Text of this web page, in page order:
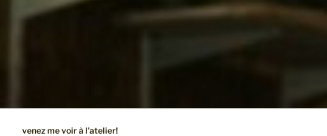
venez me voir à l’atelier!